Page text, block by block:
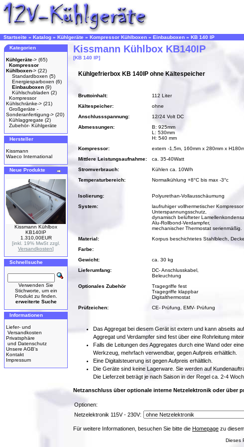
Startseite » Katalog » Kühlgeräte » Kompressor Kühlboxen » Einbauboxen » KB 140 IP
Kategorien
Kühlgeräte-> (65)
Kompressor
Kühlboxen-> (22)
Standardboxen (5)
Energiesparboxen (6)
Einbauboxen (9)
Kühlschubladen (2)
Kompressor
Kühlschränke-> (21)
Großgeräte -
Sonderanfertigung-> (20)
Kühlaggregate (2)
Zubehör- Kühlgeräte
Hersteller
Kissmann
Waeco International
Neue Produkte
Kissmann Kühlbox
KB140IP
1.310,00EUR
[inkl. 19% MwSt zzgl.
Versandkosten]
Schnellsuche
Verwenden Sie
Stichworte, um ein
Produkt zu finden.
erweiterte Suche
Informationen
Liefer- und
Versandkosten
Privatsphäre
und Datenschutz
Unsere AGB's
Kontakt
Impressum
Kissmann Kühlbox KB140IP
[KB 140 IP]
Kühlgefrierbox KB 140IP ohne Kältespeicher
Bruttoinhalt:
112 Liter
Kältespeicher:
ohne
Anschlussspannung:
12/24 Volt DC
Abmessungen:
B: 925mm
L: 530mm
H: 540 mm
Kompressor:
extern -1,5m, 160mm x 280mm x
Mittlere Leistungsaufnahme:
ca. 35-40Watt
Stromverbrauch:
Kühlen ca. 10W/h
Temperaturbereich:
Normalkühlung +8°C bis max -3°c
Isolierung:
Polyurethan-Vollausschäumung
System:
laufruhiger vollhermetischer
Unterspannungsschutz,
dynamisch belüfteter
Alu-Rollbond-Verdampfer,
mechanischer Thermostat serienmäßig.
Material:
Korpus beschichtetes Stahlblech,
Farbe:
Gewicht:
ca. 30 kg
Lieferumfang:
DC- Anschlusskabel,
Beleuchtung
Optionales Zubehör
Tragegriffe fest
Tragegriffe klappbar
Digitalthermostat
Prüfzeichen:
CE- Prüfung, EMV- Prüfung
Das Aggregat bei diesem Gerät ist extern und kann abseits
Aggregat und Verdampfer sind fest über eine Rohrleitung
Falls die Leitungen des Aggregates durch eine Wand oder
Werkzeug, mehrfach verwendbar, gegen Aufpreis erhältlich.
Eine Digitalsteuerung ist gegen Aufpreis erhältlich.
Die Geräte sind keine Lagerware. Sie werden auf
Die Lieferzeit beträgt je nach Saison in der Regel ca. 2-4
Netzanschluss über optionale interne Netzelektronik oder über
Optionen:
Netzelektronik 115V - 230V:
Für weitere Informationen, besuchen Sie bitte die Homepage zu
Dieses